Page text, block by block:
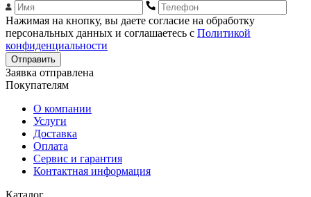
Нажимая на кнопку, вы даете согласие на обработку
персональных данных и соглашаетесь с Политикой
конфиденциальности
Отправить
Заявка отправлена
Покупателям
О компании
Услуги
Доставка
Оплата
Сервис и гарантия
Контактная информация
Каталог